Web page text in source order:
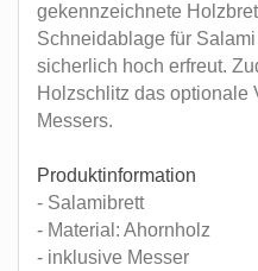
gekennzeichnete
Schneidablage für
sicherlich hoch erfreut.
Holzschlitz das optionale
Messers.
Produktinformation
- Salamibrett
- Material: Ahornholz
- inklusive Messer